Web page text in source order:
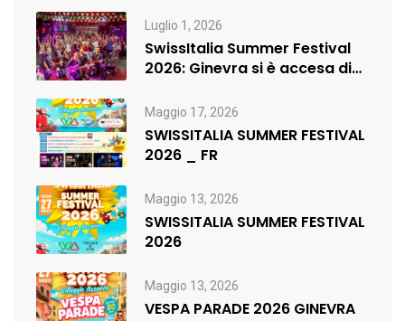
Luglio 1, 2026
SwissItalia Summer Festival
2026: Ginevra si è accesa di
Maggio 17, 2026
SWISSITALIA SUMMER FESTIVAL
2026 _ FR
Maggio 13, 2026
SWISSITALIA SUMMER FESTIVAL
2026
Maggio 13, 2026
VESPA PARADE 2026 GINEVRA